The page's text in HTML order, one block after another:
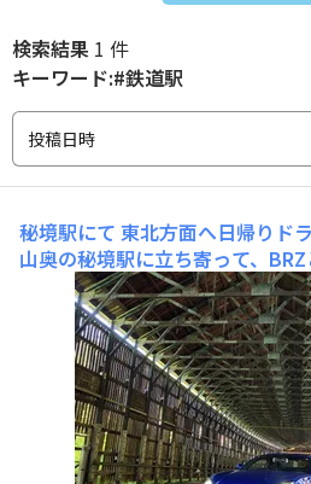
検索結果 1 件
キーワード:#鉄道駅
投稿日時
秘境駅にて 東北方面へ日帰りド
山奥の秘境駅に立ち寄って、
だ〜🐾もうこの世界に線路と私
空気。 だけど 気持ちいい風がス
部吸い込まれてく感じが気持ち